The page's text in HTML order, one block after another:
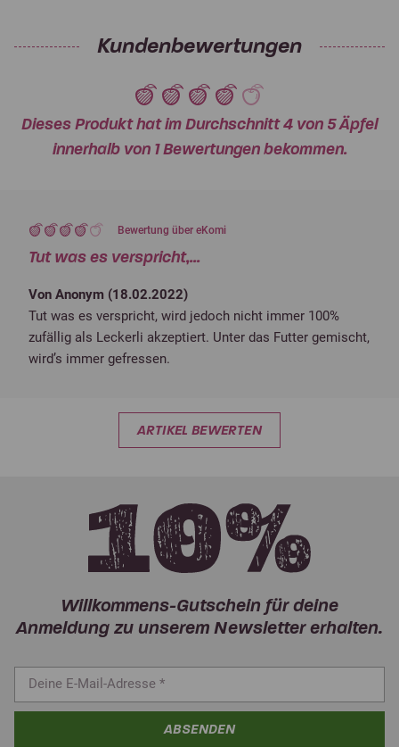
Kundenbewertungen
Dieses Produkt hat im Durchschnitt 4 von 5 Äpfel
innerhalb von 1 Bewertungen bekommen.
Bewertung über eKomi
Tut was es verspricht,...
Von Anonym (18.02.2022)
Tut was es verspricht, wird jedoch nicht immer 100%
zufällig als Leckerli akzeptiert. Unter das Futter gemischt,
wird’s immer gefressen.
ARTIKEL BEWERTEN
Willkommens-Gutschein für deine
Anmeldung zu unserem Newsletter erhalten.
ABSENDEN